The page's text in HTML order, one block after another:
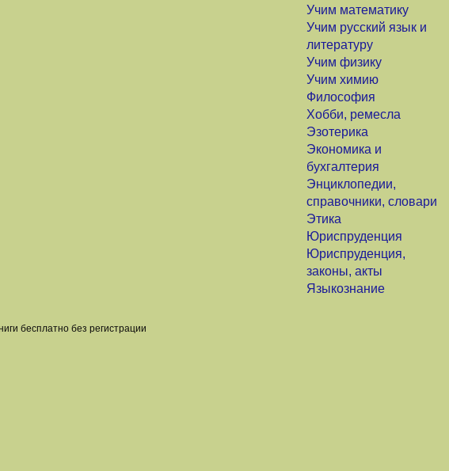
Учим математику
Учим русский язык и
литературу
Учим физику
Учим химию
Философия
Хобби, ремесла
Эзотерика
Экономика и
бухгалтерия
Энциклопедии,
справочники, словари
Этика
Юриспруденция
Юриспруденция,
законы, акты
Языкознание
бесплатно без регистрации